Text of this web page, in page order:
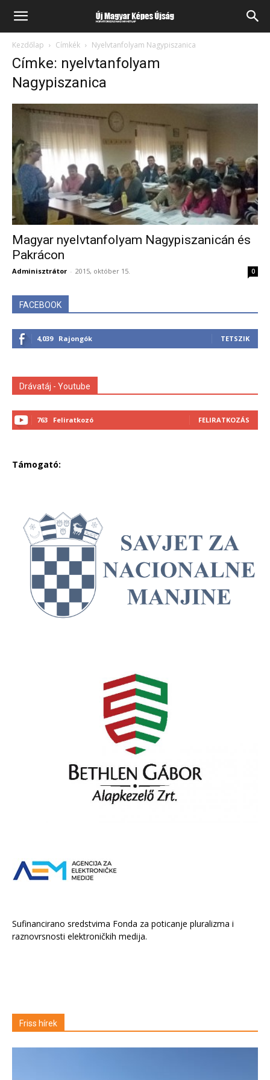
Kezdőlap Címkék Nyelvtanfolyam Nagypiszanica
Címke: nyelvtanfolyam
Nagypiszanica
Magyar nyelvtanfolyam Nagypiszanicán és
Pakrácon
Adminisztrátor - 2015, október 15. 0
FACEBOOK
4,039 Rajongók TETSZIK
Drávatáj - Youtube
763 Feliratkozó FELIRATKOZÁS
Támogató:
Sufinancirano sredstvima Fonda za poticanje pluralizma i
raznovrsnosti elektroničkih medija.
Friss hírek